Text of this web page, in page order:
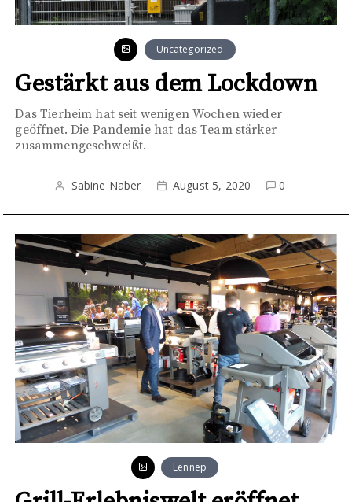
Uncategorized
Gestärkt aus dem Lockdown
Das Tierheim hat seit wenigen Wochen wieder
geöffnet. Die Pandemie hat das Team stärker
zusammengeschweißt.
Sabine Naber August 5, 2020 0
Lennep